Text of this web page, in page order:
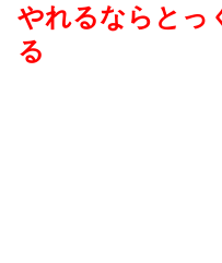
やれるならとっ
る